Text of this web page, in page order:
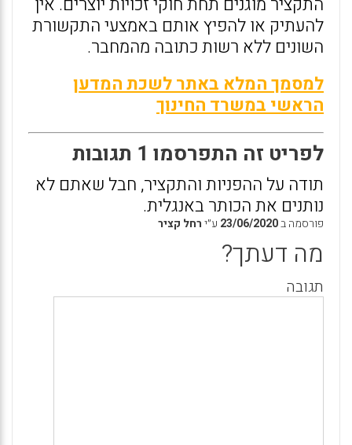
להעתיק או להפיץ אותם באמצעי התקשורת
השונים ללא רשות כתובה מהמחבר.
למסמך המלא באתר לשכת המדען
הראשי במשרד החינוך
לפריט זה התפרסמו 1 תגובות
תודה על ההפניות והתקציר, חבל שאתם לא
נותנים את הכותר באנגלית.
פורסמה ב23/06/2020 ע״ירחל קציר
מה דעתך?
תגובה